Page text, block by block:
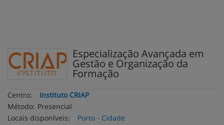
Especialização Avançada em
Gestão e Organização da
Formação
Centro:
Instituto CRIAP
Método: Presencial
Locais disponíveis:
Porto - Cidade